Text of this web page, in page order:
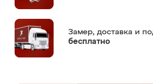
Замер, доставка и
бесплатно